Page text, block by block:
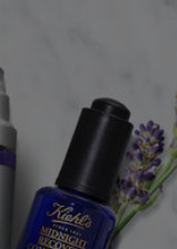
pentru tenul
Ultra